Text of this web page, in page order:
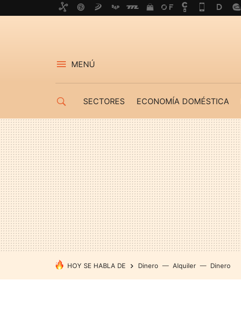
MENÚ
SECTORES ECONOMÍA DOMÉSTICA
HOY SE HABLA DE Dinero Alquiler Dinero